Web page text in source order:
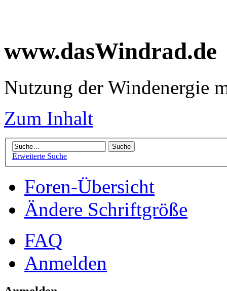
www.dasWindrad.de
Nutzung der Windenergie
Zum Inhalt
Erweiterte Suche
Foren-Übersicht
Ändere Schriftgröße
FAQ
Anmelden